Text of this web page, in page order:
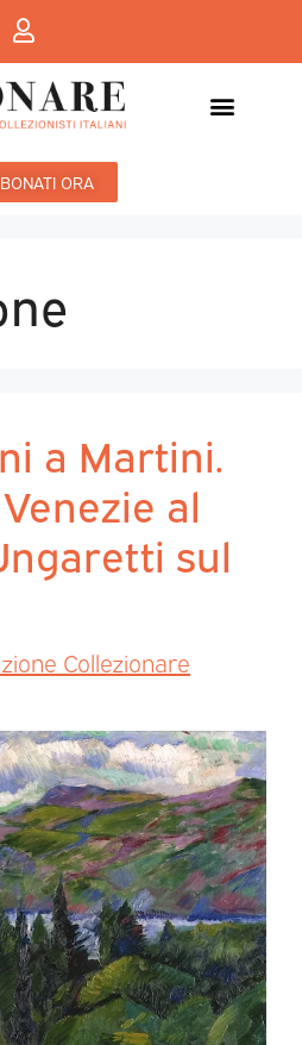
ORA
a Martini.
al
sul
Collezionare